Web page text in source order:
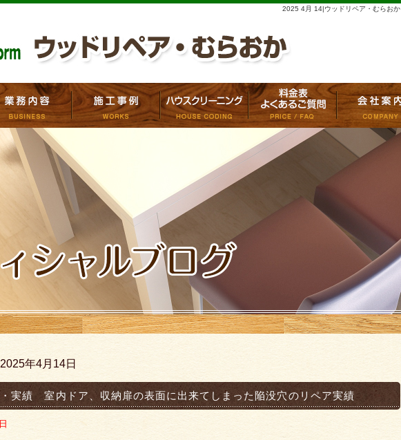
2025 4月 14|ウッドリペア・むらおか
2025年4月14日
実績 室内ドア、収納扉の表面に出来てしまった陥没穴のリペア実績